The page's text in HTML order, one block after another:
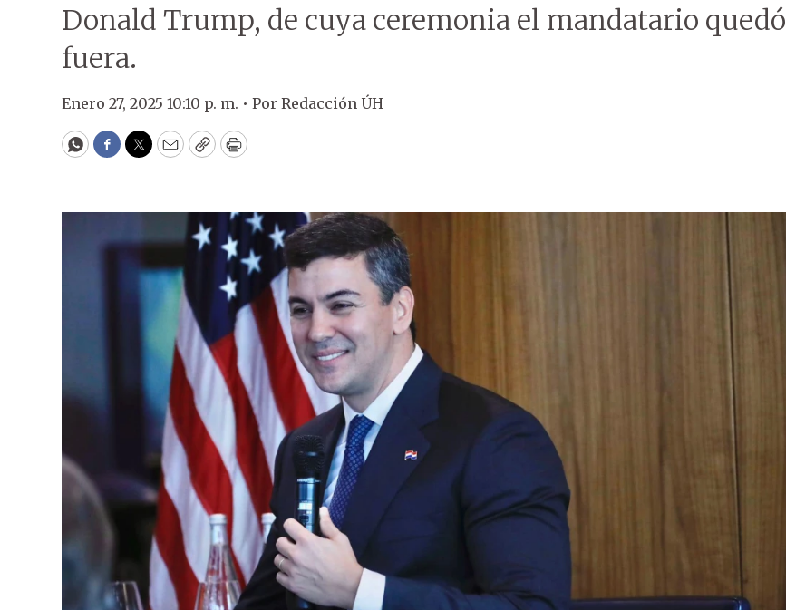
Donald Trump, de cuya ceremonia el mandatario quedó
fuera.
Enero 27, 2025 10:10 p. m. • Por Redacción ÚH
WhatsApp
Facebook
Twitter
EmailCopyPrint